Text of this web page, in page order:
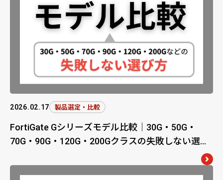
2026.02.17 製品選定・比較
FortiGate Gシリーズモデル比較｜30G・50G・
70G・90G・120G・200Gクラスの失敗しない選び